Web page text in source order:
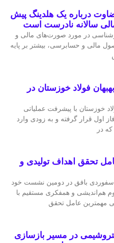
درباره یک هلدینگ پیش
سالانه نادرست است
در مورد صورت‌های مالی و
مالی و حسابرسی، بیشتر بر پایه
فولاد خوزستان در
خوزستان با پیشرفت عملیاتی
اول قرار گرفته و به‌ زودی وارد
در
تحقق اهداف تولیدی و
بافق در دومین نشست خود
هم‌اندیشی و همفکری مستقیم با
مهمترین عامل تحقق
در مسیر بازسازی